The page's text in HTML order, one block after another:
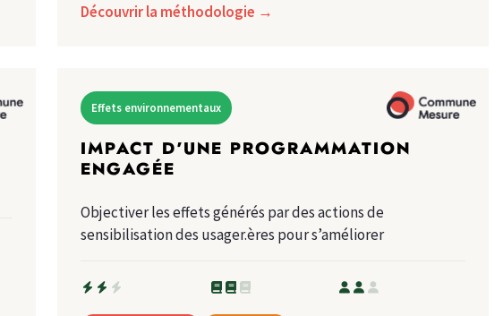
Découvrir la méthodologie →
Effets environnementaux
IMPACT D’UNE PROGRAMMATION
ENGAGÉE
Objectiver les effets générés par des actions de
sensibilisation des usager.ères pour s’améliorer